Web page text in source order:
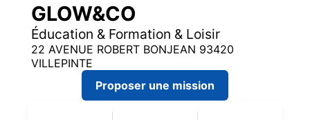
GLOW&CO
Éducation & Formation & Loisir
22 AVENUE ROBERT BONJEAN 93420
VILLEPINTE
Proposer une mission